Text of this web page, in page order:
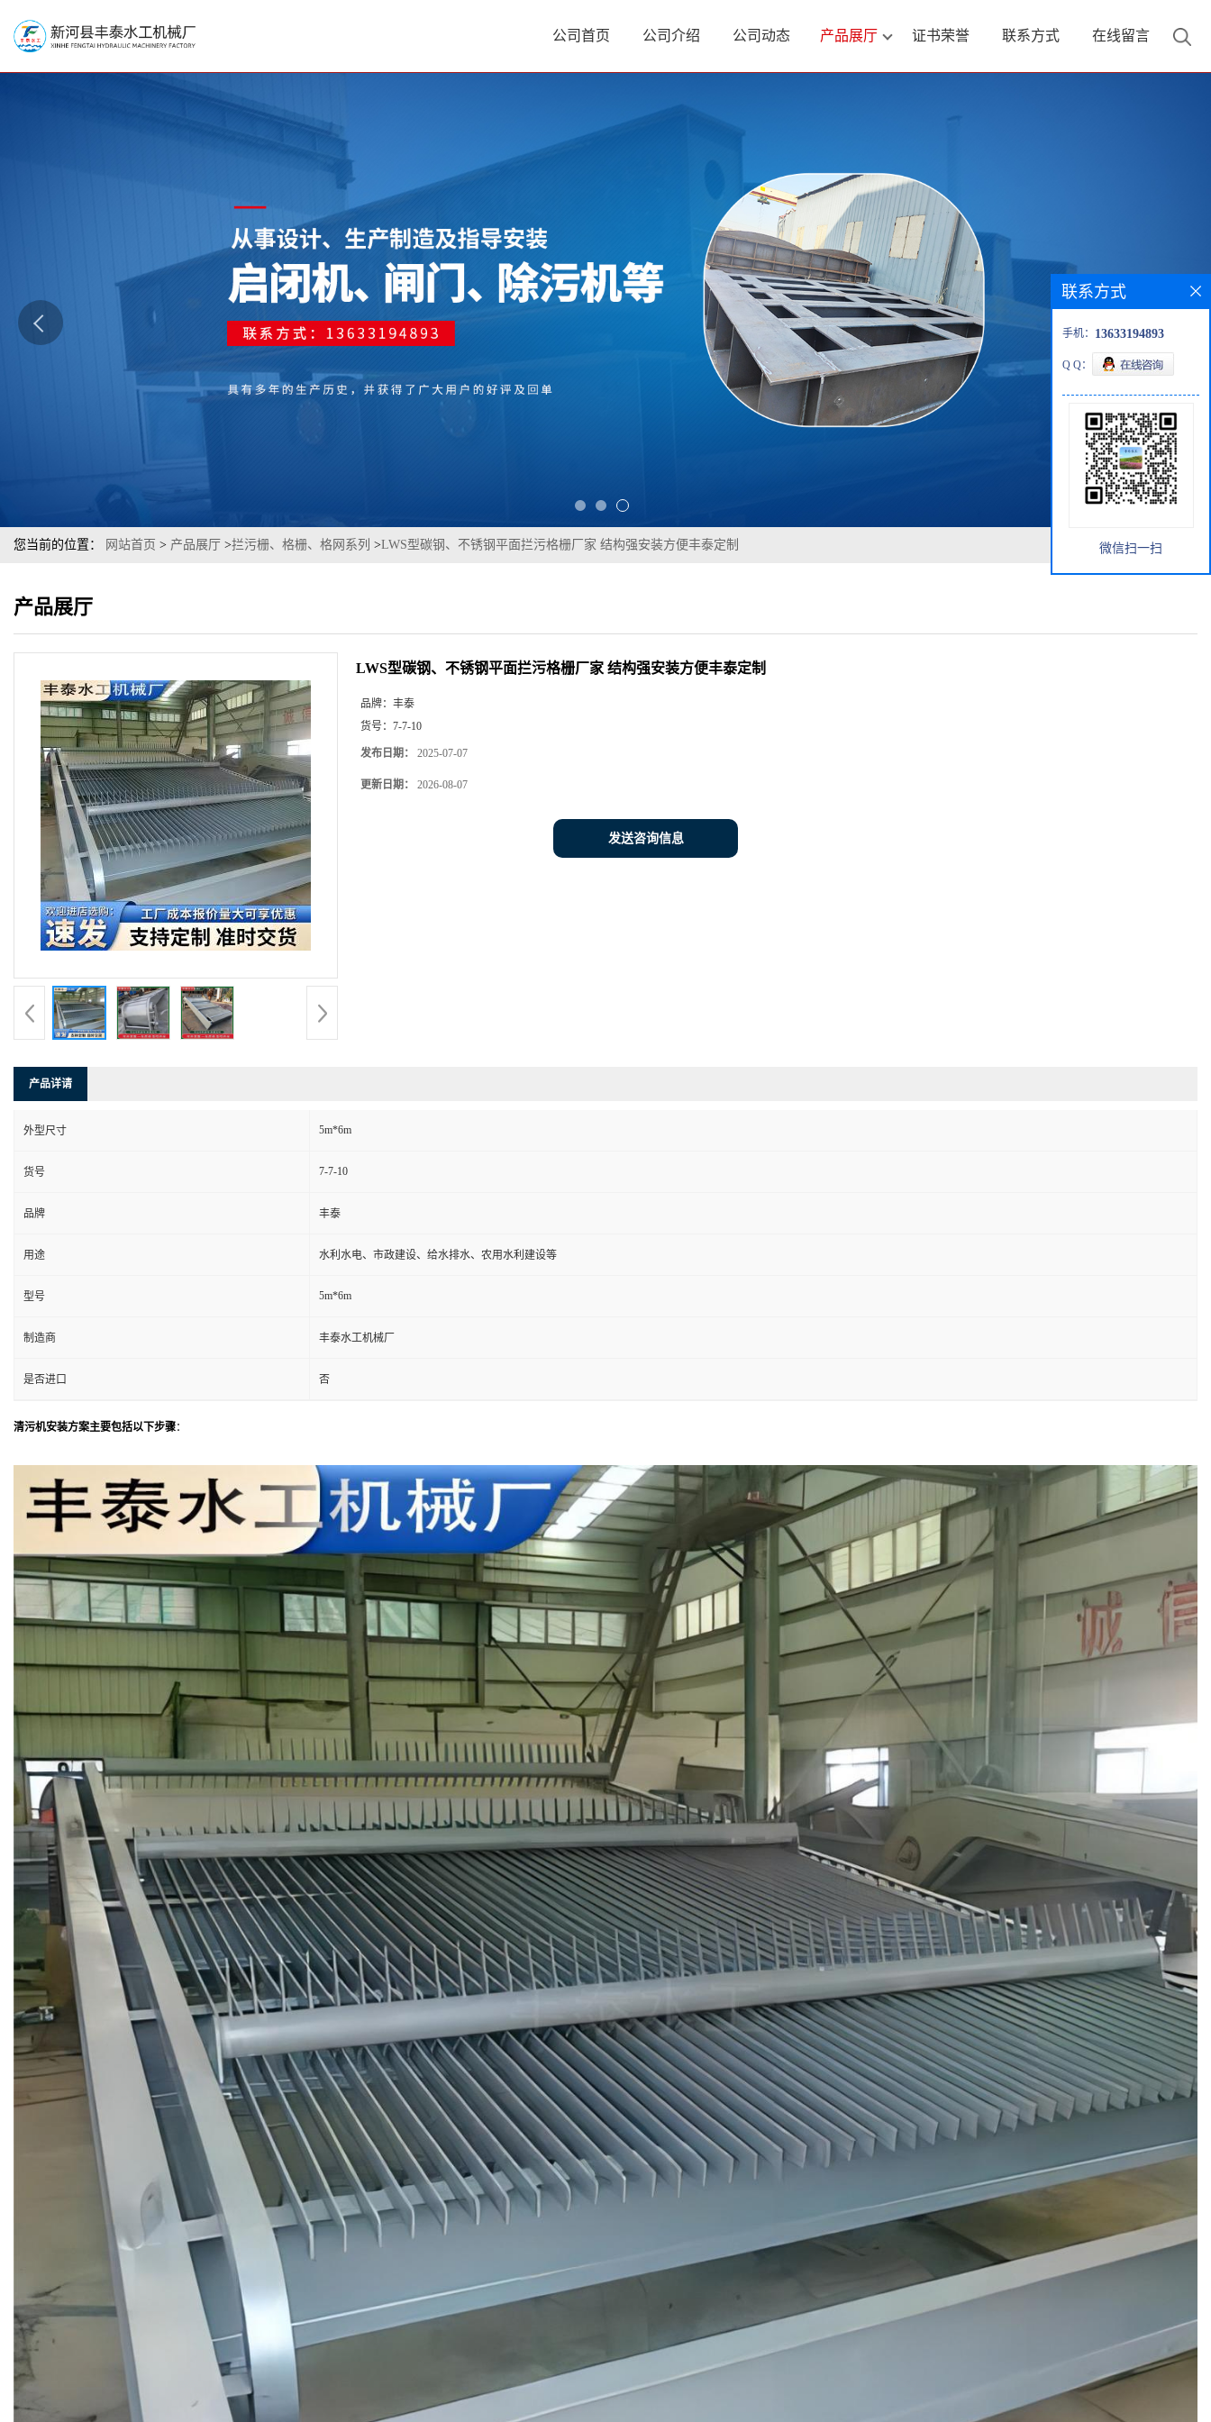
公司首页 公司介绍 公司动态 产品展厅 证书荣誉 联系方式 在线留言
您当前的位置： 网站首页 > 产品展厅 >拦污栅、格栅、格网系列 >LWS型碳钢、不锈钢平面拦污格栅厂家 结构强安装方便丰泰定制
产品展厅
LWS型碳钢、不锈钢平面拦污格栅厂家 结构强安装方便丰泰定制
品牌： 丰泰
货号： 7-7-10
发布日期： 2025-07-07
更新日期： 2026-08-07
发送咨询信息
产品详请
外型尺寸 5m*6m
货号 7-7-10
品牌 丰泰
用途 水利水电、市政建设、给水排水、农用水利建设等
型号 5m*6m
制造商 丰泰水工机械厂
是否进口 否
清污机安装方案主要包括以下步骤：
联系方式
手机： 13633194893
Q Q：
微信扫一扫